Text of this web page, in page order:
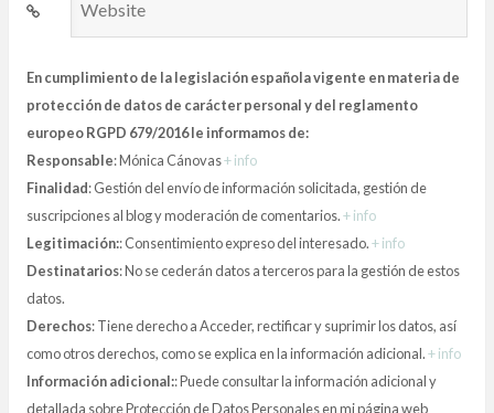
Website
En cumplimiento de la legislación española vigente en materia de
protección de datos de carácter personal y del reglamento
europeo RGPD 679/2016 le informamos de:
Responsable: Mónica Cánovas+ info
Finalidad: Gestión del envío de información solicitada, gestión de
suscripciones al blog y moderación de comentarios.+ info
Legitimación:: Consentimiento expreso del interesado.+ info
Destinatarios: No se cederán datos a terceros para la gestión de estos
datos.
Derechos: Tiene derecho a Acceder, rectificar y suprimir los datos, así
como otros derechos, como se explica en la información adicional.+ info
Información adicional:: Puede consultar la información adicional y
detallada sobre Protección de Datos Personales en mi página web